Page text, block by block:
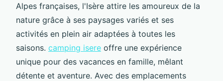
Alpes françaises, l'Isère attire les amoureux de la
nature grâce à ses paysages variés et ses
activités en plein air adaptées à toutes les
saisons. camping isere offre une expérience
unique pour des vacances en famille, mêlant
détente et aventure. Avec des emplacements